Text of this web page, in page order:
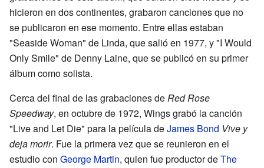
hicieron en dos continentes, grabaron canciones que no
se publicaron en ese momento. Entre ellas estaban
"Seaside Woman" de Linda, que salió en 1977, y "I Would
Only Smile" de Denny Laine, que se publicó en su primer
álbum como solista.
Cerca del final de las grabaciones deRed Rose
Speedway, en octubre de 1972, Wings grabó la canción
"Live and Let Die" para la película deJames Bond Vive y
deja morir. Fue la primera vez que se reunieron en el
estudio con George Martin, quien fue productor deThe